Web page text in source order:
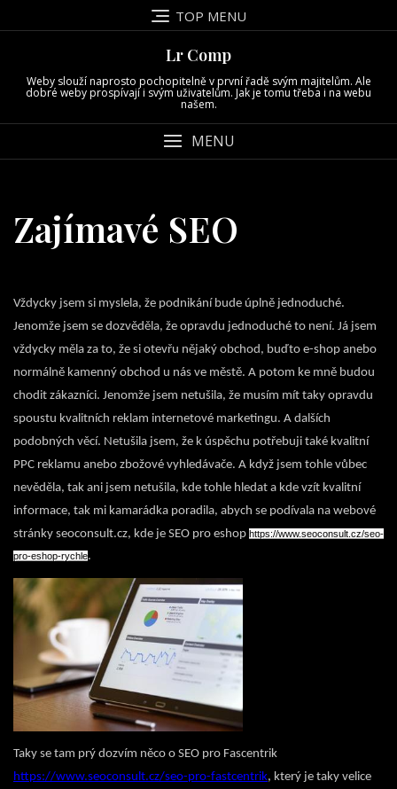
to
TOP MENU
Lr Comp
Weby slouží naprosto pochopitelně v první řadě svým majitelům. Ale
dobré weby prospívají i svým uživatelům. Jak je tomu třeba i na webu
našem.
MENU
Zajímavé SEO
Vždycky jsem si myslela, že podnikání bude úplně jednoduché.
Jenomže jsem se dozvěděla, že opravdu jednoduché to není. Já jsem
vždycky měla za to, že si otevřu nějaký obchod, buďto e-shop anebo
normálně kamenný obchod u nás ve městě. A potom ke mně budou
chodit zákazníci. Jenomže jsem netušila, že musím mít taky opravdu
spoustu kvalitních reklam internetové marketingu. A dalších
podobných věcí. Netušila jsem, že k úspěchu potřebuji také kvalitní
PPC reklamu anebo zbožové vyhledávače. A když jsem tohle vůbec
nevěděla, tak ani jsem netušila, kde tohle hledat a kde vzít kvalitní
informace, tak mi kamarádka poradila, abych se podívala na webové
stránky seoconsult.cz, kde je SEO pro eshop https://www.seoconsult.cz/seo-
pro-eshop-rychle.
Taky se tam prý dozvím něco o SEO pro Fascentrik
https://www.seoconsult.cz/seo-pro-fastcentrik, který je taky velice